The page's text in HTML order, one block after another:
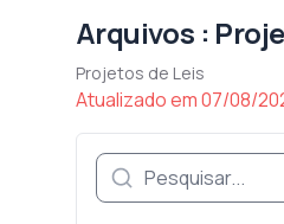
Arquivos :
Projetos de Leis
Atualizado em 07/08/